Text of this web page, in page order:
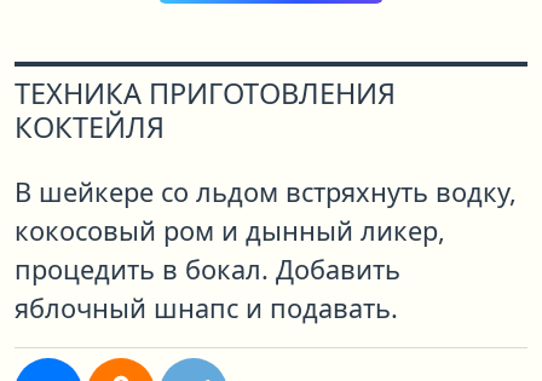
ТЕХНИКА ПРИГОТОВЛЕНИЯ
КОКТЕЙЛЯ
В шейкере со льдом встряхнуть водку,
кокосовый ром и дынный ликер,
процедить в бокал. Добавить
яблочный шнапс и подавать.